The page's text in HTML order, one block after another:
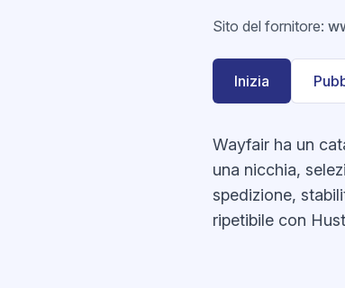
Sito del fornitore:
Inizia
Wayfair ha un
una nicchia,
spedizione,
ripetibile con